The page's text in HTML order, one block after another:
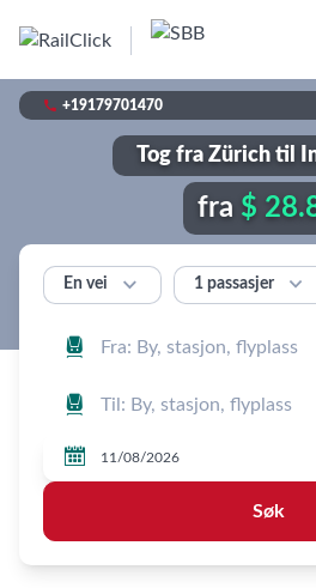
 +19179701470
Tog fra Zürich til
fra $
En vei  1 passasjer 



Søk